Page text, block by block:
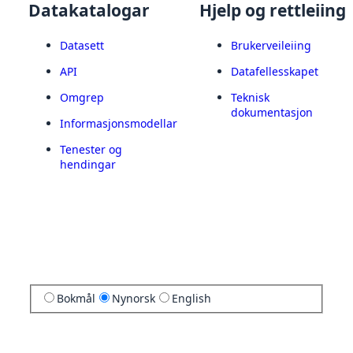
Datakatalogar
Datasett
API
Omgrep
Informasjonsmodellar
Tenester og
hendingar
Hjelp og rettleiing
Brukerveileiing
Datafellesskapet
Teknisk
dokumentasjon
Bokmål Nynorsk English